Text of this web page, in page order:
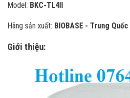
Model: BKC-TL4II
Hãng sản xuất: BIOBASE - Trung Quốc
Giới thiệu: